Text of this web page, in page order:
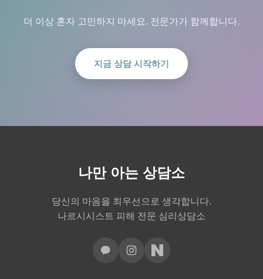
더 이상 혼자 고민하지 마세요. 전문가가 함께합니다.
지금 상담 시작하기
나만 아는 상담소
당신의 마음을 최우선으로 생각합니다.
나르시시스트 피해 전문 심리상담소